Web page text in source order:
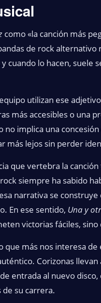
como «la canción más
de rock
cuando lo hacen,
utilizan ese
más accesibles o una
no implica una
más lejos sin perder
que vertebra la
siempre ha sabido
narrativa se
En ese sentido, Una y
victorias fáciles,
que más nos interesa
Corizonas
entrada al nuevo
su carrera.